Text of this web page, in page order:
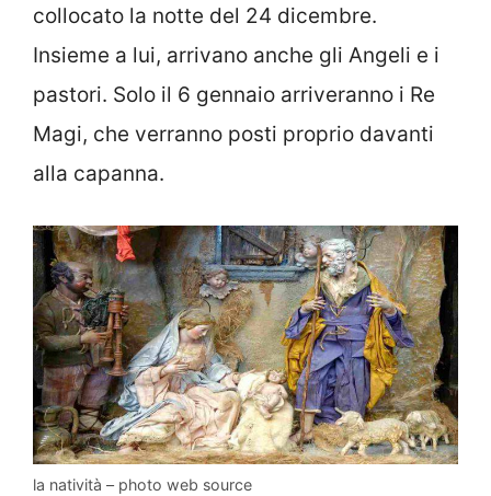
collocato la notte del 24 dicembre.
Insieme a lui, arrivano anche gli Angeli e i
pastori. Solo il 6 gennaio arriveranno i Re
Magi, che verranno posti proprio davanti
alla capanna.
la natività – photo web source